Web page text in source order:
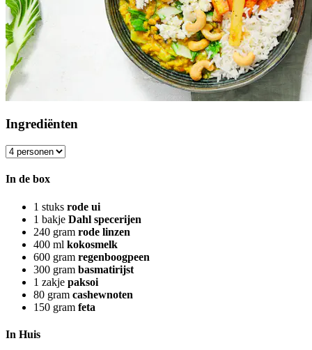
Ingrediënten
In de box
1 stuks rode ui
1 bakje Dahl specerijen
240 gram rode linzen
400 ml kokosmelk
600 gram regenboogpeen
300 gram basmatirijst
1 zakje paksoi
80 gram cashewnoten
150 gram feta
In Huis